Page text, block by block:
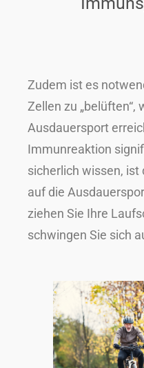
Zudem ist es
Zellen zu „belüften“,
Ausdauersport
Immunreaktion
sicherlich wissen, ist
auf die
ziehen Sie Ihre
schwingen Sie sich